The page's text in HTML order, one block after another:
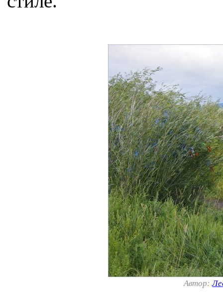
Автор: